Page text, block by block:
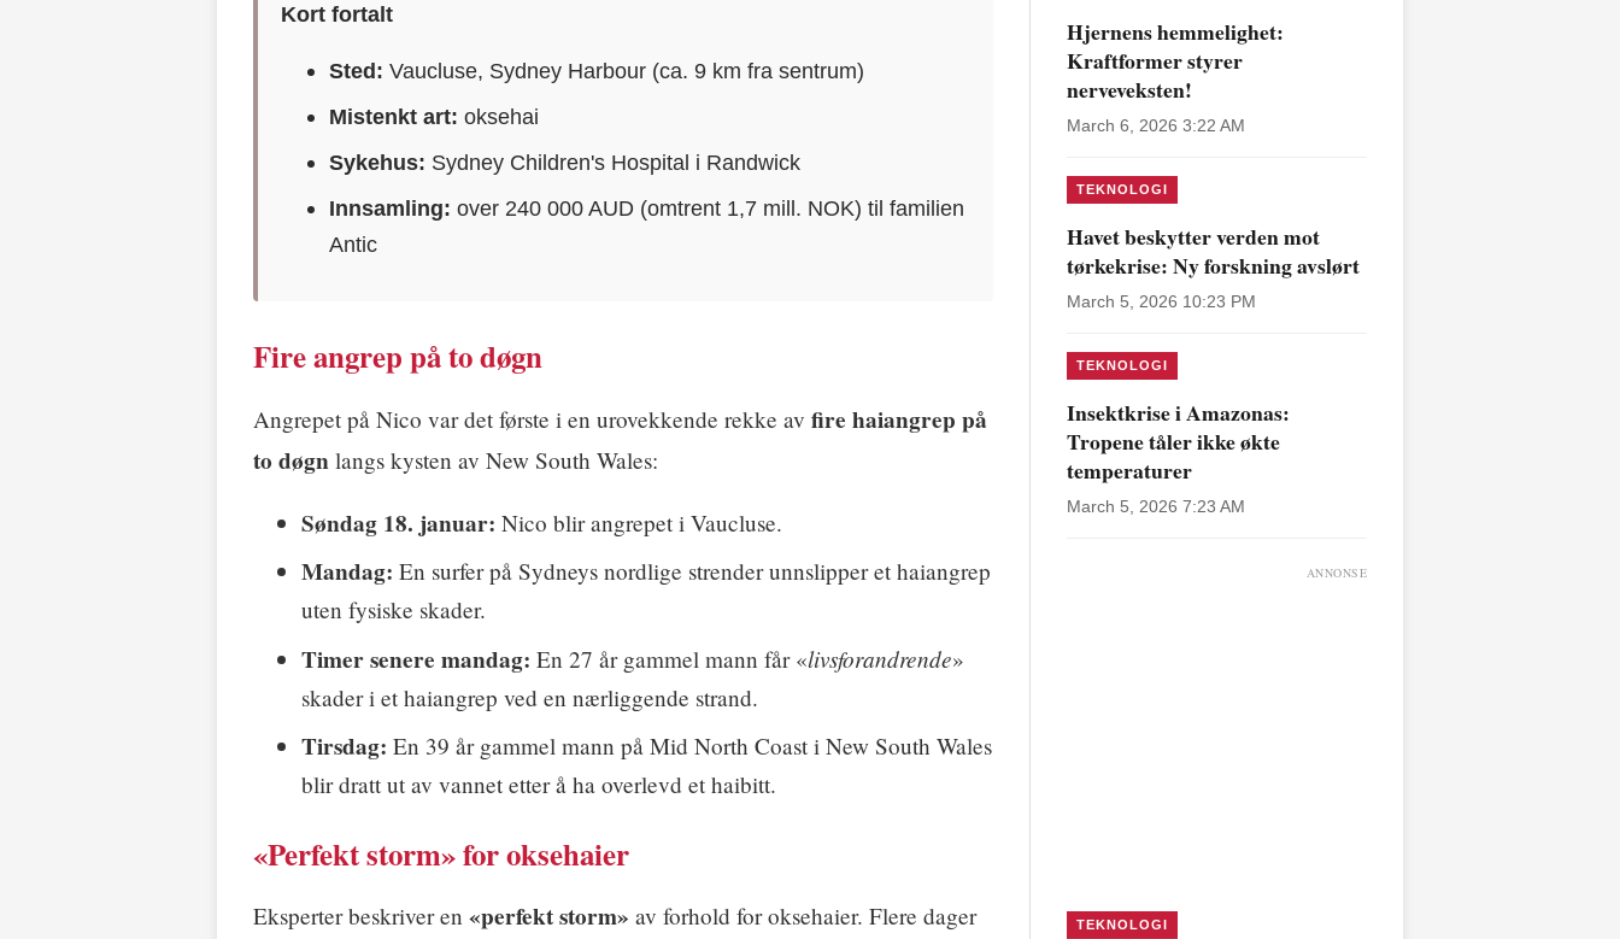
Kort fortalt
Sted: Vaucluse, Sydney Harbour (ca. 9 km fra sentrum)
Mistenkt art: oksehai
Sykehus: Sydney Children's Hospital i Randwick
Innsamling: over 240 000 AUD (omtrent 1,7 mill. NOK) til familien
Antic
Fire angrep på to døgn
Angrepet på Nico var det første i en urovekkende rekke av fire haiangrep på
to døgn langs kysten av New South Wales:
Søndag 18. januar: Nico blir angrepet i Vaucluse.
Mandag: En surfer på Sydneys nordlige strender unnslipper et haiangrep
uten fysiske skader.
Timer senere mandag: En 27 år gammel mann får «livsforandrende»
skader i et haiangrep ved en nærliggende strand.
Tirsdag: En 39 år gammel mann på Mid North Coast i New South Wales
blir dratt ut av vannet etter å ha overlevd et haibitt.
«Perfekt storm» for oksehaier
Eksperter beskriver en «perfekt storm» av forhold for oksehaier. Flere dager
Hjernens hemmelighet:
Kraftformer styrer
nerveveksten!
March 6, 2026 3:22 AM
TEKNOLOGI
Havet beskytter verden mot
tørkekrise: Ny forskning avslørt
March 5, 2026 10:23 PM
TEKNOLOGI
Insektkrise i Amazonas:
Tropene tåler ikke økte
temperaturer
March 5, 2026 7:23 AM
ANNONSE
TEKNOLOGI